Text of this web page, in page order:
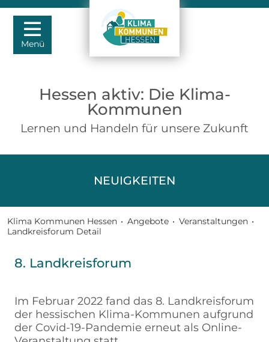
Menü
Hessen aktiv: Die Klima-
Kommunen
Lernen und Handeln für unsere Zukunft
NEUIGKEITEN
Klima Kommunen Hessen • Angebote • Veranstaltungen •
Landkreisforum Detail
8. Landkreisforum
Im Februar 2022 fand das 8. Landkreisforum
der hessischen Klima-Kommunen aufgrund
der Covid-19-Pandemie erneut als Online-